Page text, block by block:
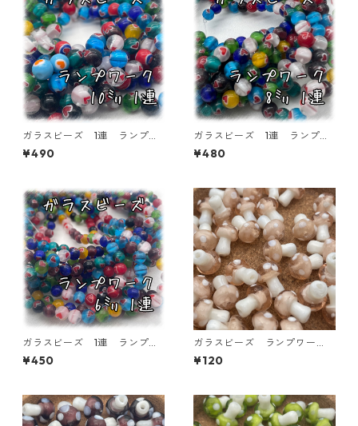
ガラスビーズ 1連 ランプワ
ーク ハート模様 10㎜ 35
個入り【GB-LW-HAT10】
¥490
ガラスビーズ 1連 ランプワ
ーク ハート模様 8㎜ 55個
入り【GB-LW-HAT8】
¥480
ガラスビーズ 1連 ランプワ
ーク ハート模様 6㎜ 65個
入り【GB-LW-HAT6】
¥450
ガラスビーズ ランプワー
ク きのこ ピンク 5個入り
【GB-LW-ｋPNK】
¥120